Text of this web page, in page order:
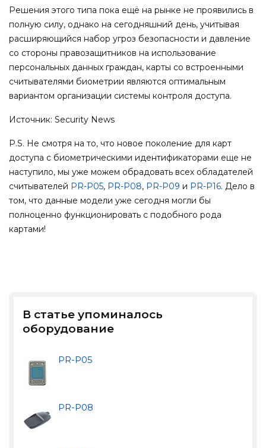
Решения этого типа пока ещё на рынке не проявились в
полную силу, однако на сегодняшний день, учитывая
расширяющийся набор угроз безопасности и давление
со стороны правозащитников на использование
персональных данных граждан, карты со встроенными
считывателями биометрии являются оптимальным
вариантом организации системы контроля доступа.
Источник: Security News
P.S. Не смотря на то, что новое поколение для карт
доступа с биометрическими идентификаторами еще не
наступило, мы уже можем обрадовать всех обладателей
считывателей PR-P05, PR-P08, PR-P09 и PR-P16. Дело в
том, что данные модели уже сегодня могли бы
полноценно функционировать с подобного рода
картами!
В статье упоминалось
оборудование
PR-P05
PR-P08